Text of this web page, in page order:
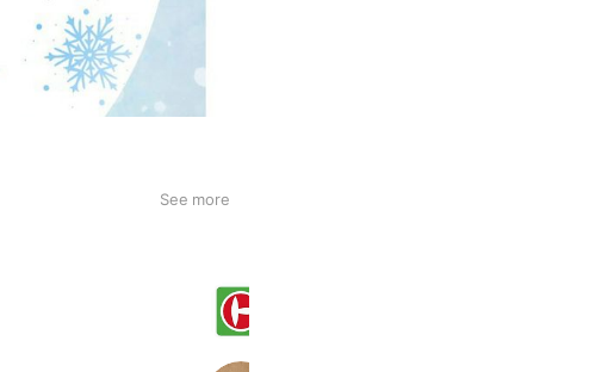
See more